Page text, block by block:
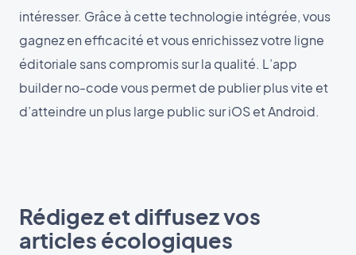
intéresser. Grâce à cette technologie intégrée, vous
gagnez en efficacité et vous enrichissez votre ligne
éditoriale sans compromis sur la qualité. L’app
builder no-code vous permet de publier plus vite et
d’atteindre un plus large public sur iOS et Android.
Rédigez et diffusez vos
articles écologiques